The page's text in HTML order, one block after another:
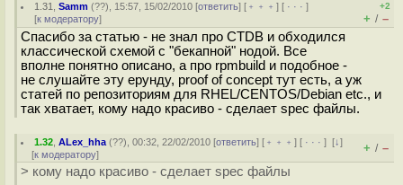
1.31 ,Samm (??), 15:57, 15/02/2010 [ответить] [ ﹢﹢﹢] [ · · ·]
[к модератору]
+2
+ / –
Спасибо за статью - не знал про CTDB и обходился
классической схемой с "бекапной" нодой. Все
вполне понятно описано, а про rpmbuild и подобное -
не слушайте эту ерунду, proof of concept тут есть, а уж
статей по репозиториям для RHEL/CENTOS/Debian etc., и
так хватает, кому надо красиво - сделает spec файлы.
1.32 ,ALex_hha (??), 00:32, 22/02/2010 [ответить] [ ﹢﹢﹢] [ · · ·][↓]
[к модератору] + / –
> кому надо красиво - сделает spec файлы